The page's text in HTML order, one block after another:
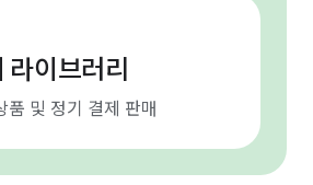
이브러리
품 및 정기 결제 판매